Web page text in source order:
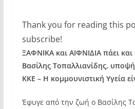
Thank you for reading this
subscribe!
ΞΑΦΝΙΚΑ και ΑΙΦΝΙΔΙΑ πάει
Βασίλης Τοπαλλιανίδης,
ΚΚΕ – Η κομμουνιστική Υγεία
Έφυγε από την ζωή ο Βασίλης